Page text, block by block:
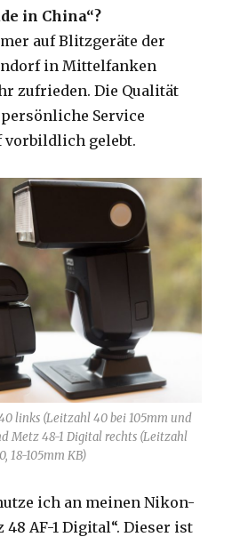
in China“?
auf Blitzgeräte der
in Mittelfanken
zufrieden. Die Qualität
Service
gelebt.
links (Leitzahl 40 bei 105mm und
Metz 48-1 Digital rechts (Leitzahl
18-105mm KB)
ich an meinen Nikon-
48 AF-1 Digital“. Dieser ist